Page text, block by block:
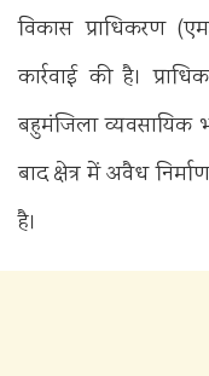
विकास प्राधिकरण
कार्रवाई की है।
बहुमंजिला व्यवसायिक
बाद क्षेत्र में अवैध
है।